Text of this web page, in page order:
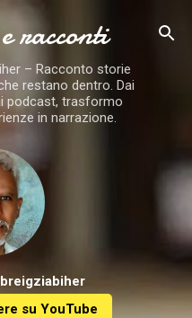
racconti
– Racconto storie
restano dentro. Dai
podcast, trasformo
in narrazione.
su YouTube